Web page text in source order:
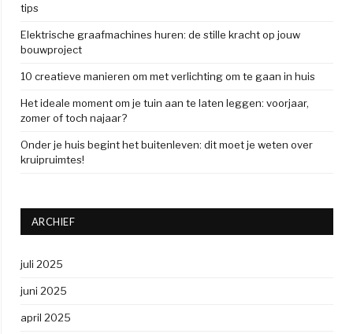
tips
Elektrische graafmachines huren: de stille kracht op jouw
bouwproject
10 creatieve manieren om met verlichting om te gaan in huis
Het ideale moment om je tuin aan te laten leggen: voorjaar,
zomer of toch najaar?
Onder je huis begint het buitenleven: dit moet je weten over
kruipruimtes!
ARCHIEF
juli 2025
juni 2025
april 2025